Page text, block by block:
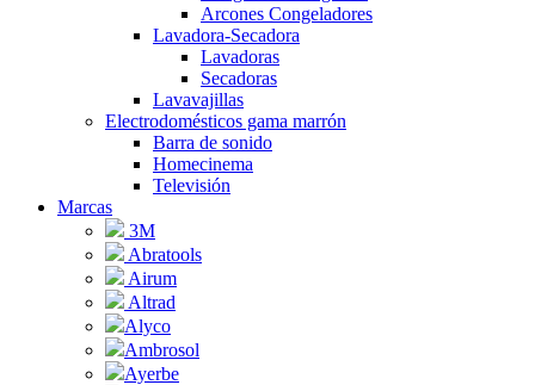
Arcones Congeladores
Lavadora-Secadora
Lavadoras
Secadoras
Lavavajillas
Electrodomésticos gama marrón
Barra de sonido
Homecinema
Televisión
Marcas
3M
Abratools
Airum
Altrad
Alyco
Ambrosol
Ayerbe